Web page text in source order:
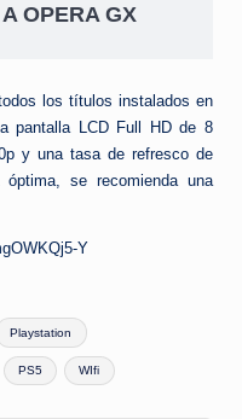
OPERA GX
los títulos instalados en
pantalla LCD Full HD de 8
y una tasa de refresco de
se recomienda una
Y
Playstation
PS5 WIfi